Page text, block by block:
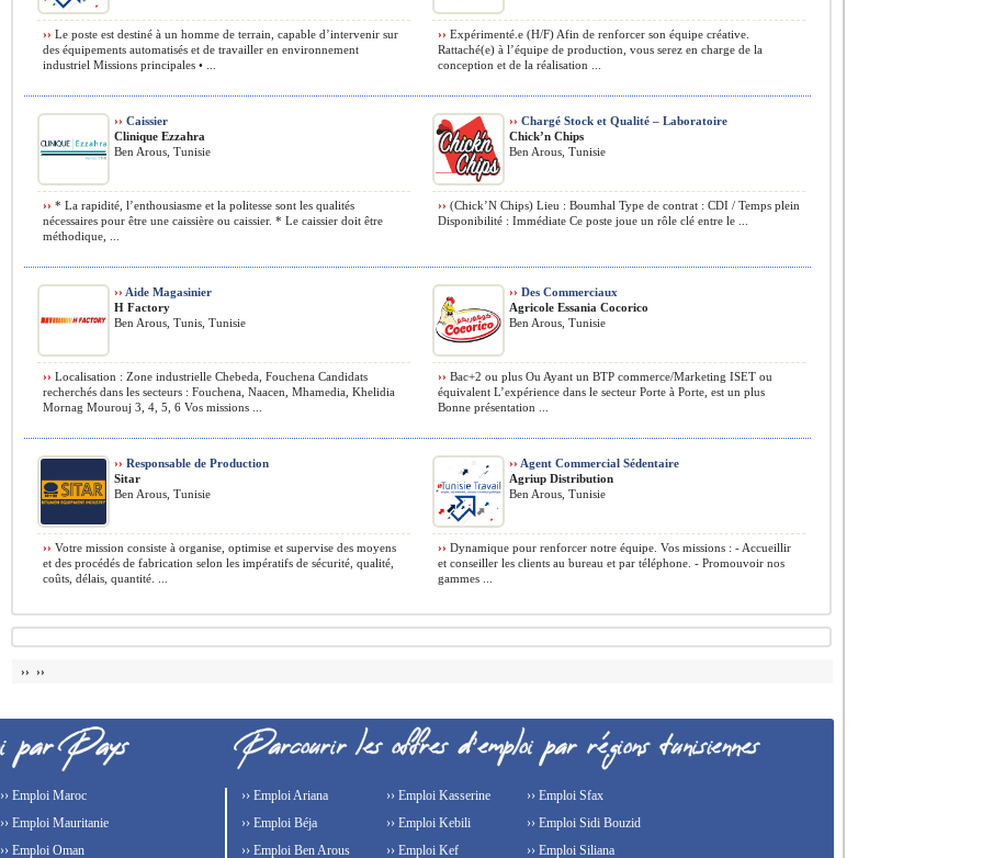
›› Le poste est destiné à un homme de terrain, capable d’intervenir sur
des équipements automatisés et de travailler en environnement
industriel Missions principales • ...
›› Expérimenté.e (H/F) Afin de renforcer son équipe créative.
Rattaché(e) à l’équipe de production, vous serez en charge de la
conception et de la réalisation ...
›› Caissier
Clinique Ezzahra
Ben Arous, Tunisie
›› * La rapidité, l’enthousiasme et la politesse sont les qualités
nécessaires pour être une caissière ou caissier. * Le caissier doit être
méthodique, ...
›› Chargé Stock et Qualité – Laboratoire
Chick’n Chips
Ben Arous, Tunisie
›› (Chick’N Chips) Lieu : Boumhal Type de contrat : CDI / Temps plein
Disponibilité : Immédiate Ce poste joue un rôle clé entre le ...
›› Aide Magasinier
H Factory
Ben Arous, Tunis, Tunisie
›› Localisation : Zone industrielle Chebeda, Fouchena Candidats
recherchés dans les secteurs : Fouchena, Naacen, Mhamedia, Khelidia
Mornag Mourouj 3, 4, 5, 6 Vos missions ...
›› Des Commerciaux
Agricole Essania Cocorico
Ben Arous, Tunisie
›› Bac+2 ou plus Ou Ayant un BTP commerce/Marketing ISET ou
équivalent L’expérience dans le secteur Porte à Porte, est un plus
Bonne présentation ...
›› Responsable de Production
Sitar
Ben Arous, Tunisie
›› Votre mission consiste à organise, optimise et supervise des moyens
et des procédés de fabrication selon les impératifs de sécurité, qualité,
coûts, délais, quantité. ...
›› Agent Commercial Sédentaire
Agriup Distribution
Ben Arous, Tunisie
›› Dynamique pour renforcer notre équipe. Vos missions : - Accueillir
et conseiller les clients au bureau et par téléphone. - Promouvoir nos
gammes ...
›› ››
›› Emploi Maroc
›› Emploi Mauritanie
›› Emploi Oman
›› Emploi Ariana
›› Emploi Béja
›› Emploi Ben Arous
›› Emploi Kasserine
›› Emploi Kebili
›› Emploi Kef
›› Emploi Sfax
›› Emploi Sidi Bouzid
›› Emploi Siliana